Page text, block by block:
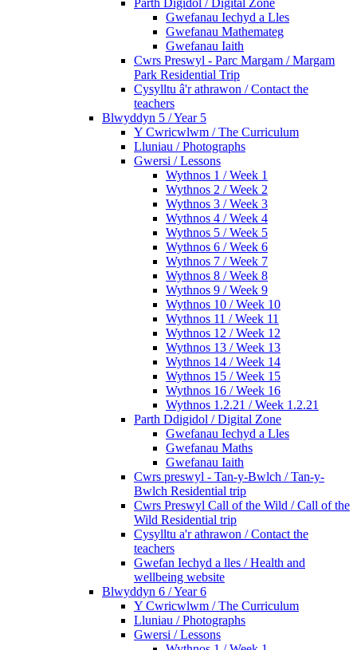
Gwefanau Iechyd a Lles
Gwefanau Mathemateg
Gwefanau Iaith
Cwrs Preswyl - Parc Margam / Margam
Park Residential Trip
Cysylltu â'r athrawon / Contact the
teachers
Blwyddyn 5 / Year 5
Y Cwricwlwm / The Curriculum
Lluniau / Photographs
Gwersi / Lessons
Wythnos 1 / Week 1
Wythnos 2 / Week 2
Wythnos 3 / Week 3
Wythnos 4 / Week 4
Wythnos 5 / Week 5
Wythnos 6 / Week 6
Wythnos 7 / Week 7
Wythnos 8 / Week 8
Wythnos 9 / Week 9
Wythnos 10 / Week 10
Wythnos 11 / Week 11
Wythnos 12 / Week 12
Wythnos 13 / Week 13
Wythnos 14 / Week 14
Wythnos 15 / Week 15
Wythnos 16 / Week 16
Wythnos 1.2.21 / Week 1.2.21
Parth Ddigidol / Digital Zone
Gwefanau Iechyd a Lles
Gwefanau Maths
Gwefanau Iaith
Cwrs preswyl - Tan-y-Bwlch / Tan-y-
Bwlch Residential trip
Cwrs Preswyl Call of the Wild / Call of the
Wild Residential trip
Cysylltu a'r athrawon / Contact the
teachers
Gwefan Iechyd a lles / Health and
wellbeing website
Blwyddyn 6 / Year 6
Y Cwricwlwm / The Curriculum
Lluniau / Photographs
Gwersi / Lessons